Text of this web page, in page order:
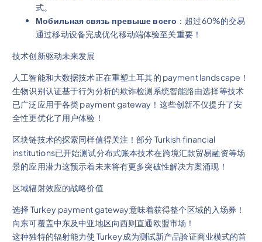
式。
Мобильная связь превыше всего ：超过60%的交易
通过移动设备完成优化移动端体验至关重要！
技术创新驱动未来发展
人工智能和大数据技术正在重塑土耳其的 payment landscape！
生物识别认证基于行为分析的欺诈检测系统智能路由选择等技术
已广泛应用于各类 payment gateway！这些创新不仅提升了安
全性更优化了用户体验！
区块链技术的探索同样值得关注！部分 Turkish financial
institutions已开始测试分布式账本技术在跨境汇款贸易融资等场
景的应用潜力这预示着未来将有更多突破性解决方案涌现！
区域辐射效应的战略价值
选择 Turkey payment gateway意味着获得整个区域的入场券！
向东可覆盖中东及中亚地区向西则直通欧盟市场！
这种独特的辐射能力使 Turkey成为测试新产品验证商业模式的首